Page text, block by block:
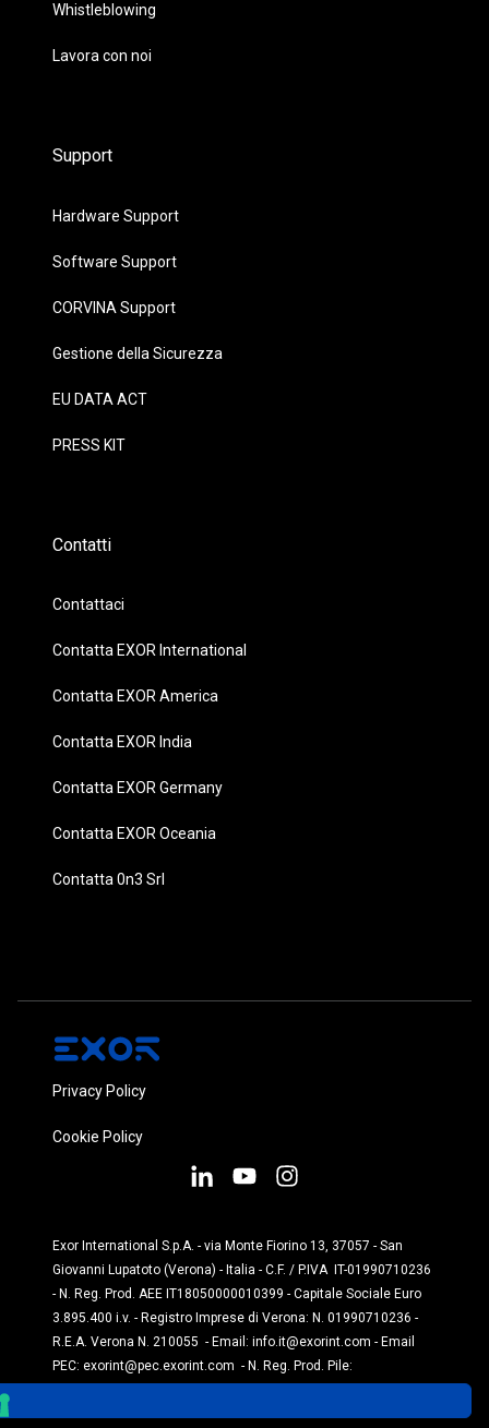
Whistleblowing
Lavora con noi
Support
Hardware Support
Software Support
CORVINA Support
Gestione della Sicurezza
EU DATA ACT
PRESS KIT
Contatti
Contattaci
Contatta EXOR International
Contatta EXOR America
Contatta EXOR India
Contatta EXOR Germany
Contatta EXOR Oceania
Contatta 0n3 Srl
Privacy Policy
Cookie Policy
Exor International S.p.A. - via Monte Fiorino 13, 37057 - San
Giovanni Lupatoto (Verona) - Italia - C.F. / P.IVA IT-01990710236
- N. Reg. Prod. AEE IT18050000010399 - Capitale Sociale Euro
3.895.400 i.v. - Registro Imprese di Verona: N. 01990710236 -
R.E.A. Verona N. 210055 - Email: info.it@exorint.com - Email
PEC: exorint@pec.exorint.com - N. Reg. Prod. Pile: